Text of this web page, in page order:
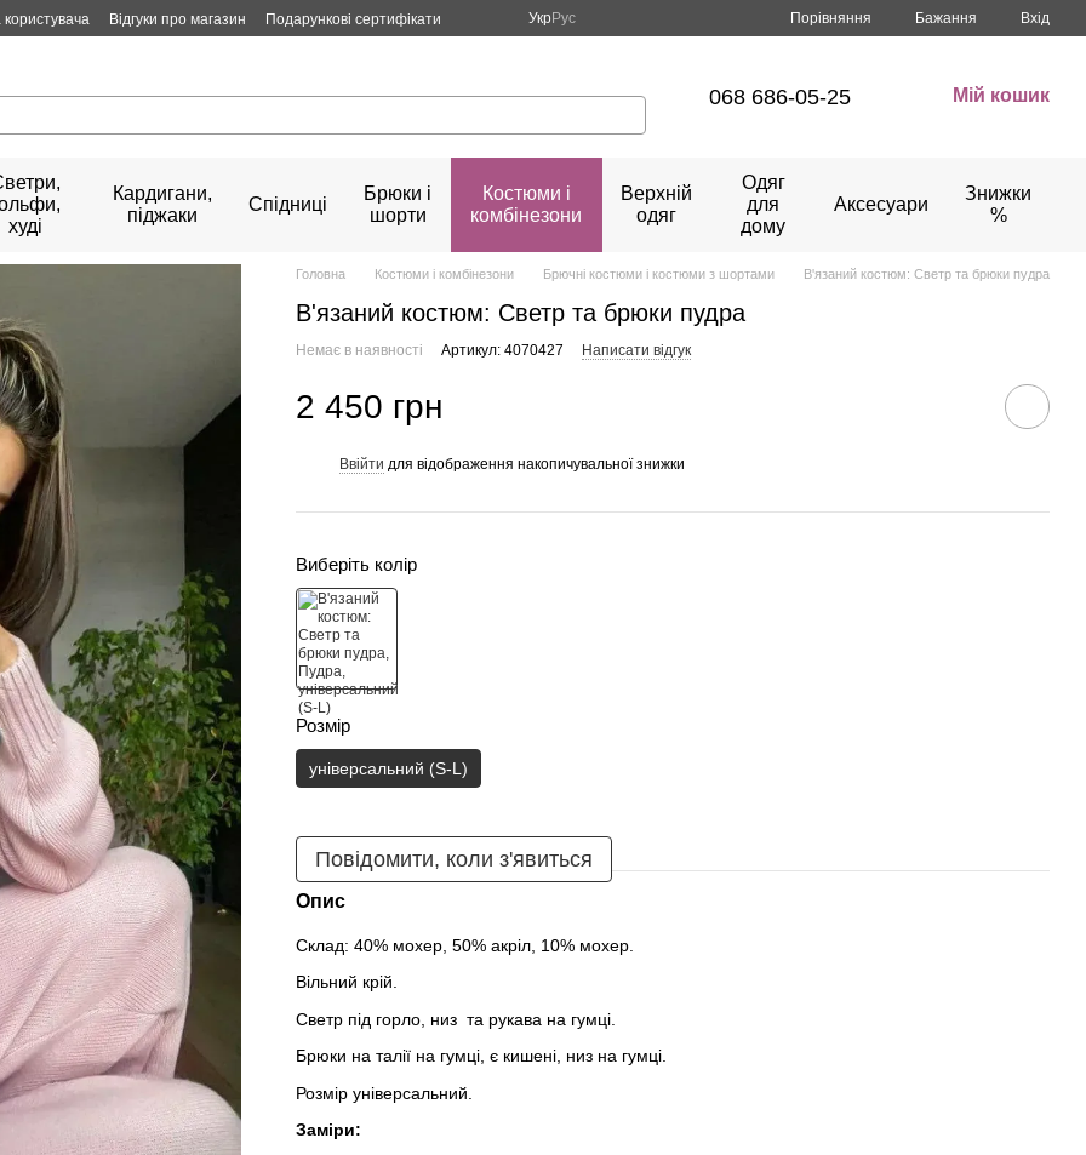
користувача Відгуки про магазин Подарункові сертифікати УкрРус Порівняння Бажання Вхід
068 686-05-25 Мій кошик
худі
Кардигани,
піджаки
Спідниці
Брюки і
шорти
Костюми і
комбінезони
Верхній
одяг
Одяг
для
дому
Аксесуари
Знижки
%
Головна Костюми і комбінезони Брючні костюми і костюми з шортами В'язаний костюм: Светр та брюки пудра
В'язаний костюм: Светр та брюки пудра
Немає в наявності Артикул: 4070427 Написати відгук
2 450 грн
Ввійти для відображення накопичувальної знижки
Виберіть колір
Розмір
універсальний (S-L)
Повідомити, коли з'явиться
Опис
Склад: 40% мохер, 50% акріл, 10% мохер.
Вільний крій.
Светр під горло, низ та рукава на гумці.
Брюки на талії на гумці, є кишені, низ на гумці.
Розмір універсальний.
Заміри: